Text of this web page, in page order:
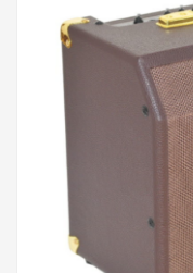
Instrumenty
Perkusyjne
Instrumenty